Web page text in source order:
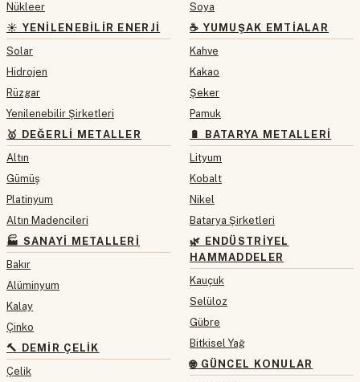
Nükleer
☀️ YENILENEBILIR ENERJI
Solar
Hidrojen
Rüzgar
Yenilenebilir Şirketleri
🥇 DEĞERLI METALLER
Altın
Gümüş
Platinyum
Altın Madencileri
🏭 SANAYI METALLERI
Bakır
Alüminyum
Kalay
Çinko
🔨 DEMIR ÇELIK
Çelik
Soya
☕ YUMUŞAK EMTIALAR
Kahve
Kakao
Şeker
Pamuk
🔋 BATARYA METALLERI
Lityum
Kobalt
Nikel
Batarya Şirketleri
🌿 ENDÜSTRIYEL
HAMMADDELER
Kauçuk
Selüloz
Gübre
Bitkisel Yağ
🌐 GÜNCEL KONULAR